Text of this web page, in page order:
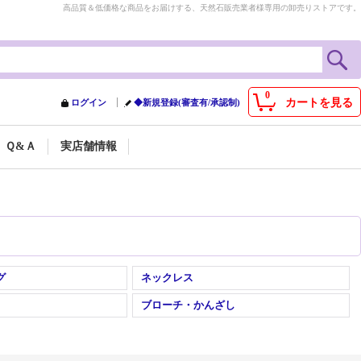
高品質＆低価格な商品をお届けする、天然石販売業者様専用の卸売りストアです。
0
カートを見る
ログイン ◆新規登録(審査有/承認制)
Ｑ&Ａ 実店舗情報
ネックレス
ブローチ・かんざし